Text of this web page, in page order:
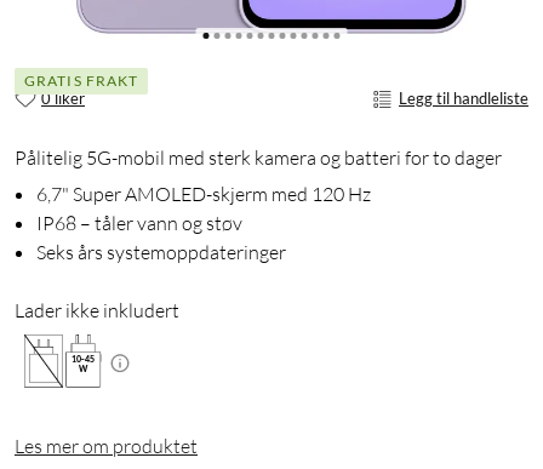
GRATIS FRAKT
0 liker Legg til handleliste
Pålitelig 5G-mobil med sterk kamera og batteri for to dager
6,7" Super AMOLED-skjerm med 120 Hz
IP68 – tåler vann og støv
Seks års systemoppdateringer
Lader ikke inkludert
10-45
W
Les mer om produktet